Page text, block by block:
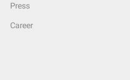
Press
Career